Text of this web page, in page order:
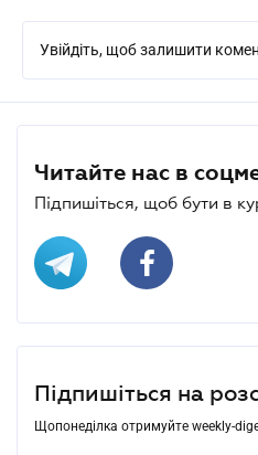
Увійдіть, щоб залишити
Читайте нас в
Підпишіться, щоб бути в
Підпишіться на
Щопонеділка отримуйте weekly-